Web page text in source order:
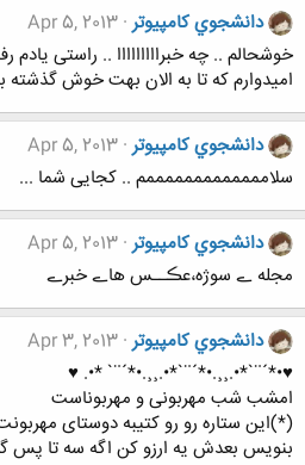
دانشجوي كامپيوتر Apr 5, 2013
خوشحالم .. چه خبرااااااااا .. راستی
امیدوارم که تا به الان بهت خوش گذشته
دانشجوي كامپيوتر Apr 5, 2013
سلامممممممممممممم .. کجایی شما ...
دانشجوي كامپيوتر Apr 5, 2013
مجله ے سوژه،عڪــس هاے خبرے
دانشجوي كامپيوتر Apr 3, 2013
♥•*´¨`*•.¸¸.•*´¨`*•.¸¸.•*´¨` *•. ♥
امشب شب مهربونی و مهربوناست
(*)این ستاره رو رو کتیبه دوستای
بنویس بعدش یه ارزو کن اگه سه تا پس